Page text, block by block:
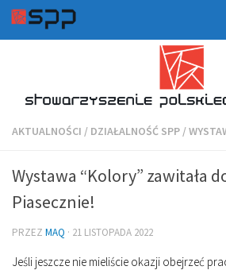
AKTUALNOŚCI / DZIAŁALNOŚĆ SPP /
Wystawa “Kolory” zawitała
Piasecznie!
PRZEZ MAQ · 21 LISTOPADA 2022
Jeśli jeszcze nie mieliście okazji obejrzeć